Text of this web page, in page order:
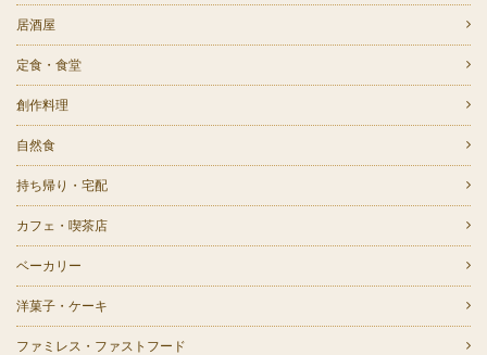
居酒屋
定食・食堂
創作料理
自然食
持ち帰り・宅配
カフェ・喫茶店
ベーカリー
洋菓子・ケーキ
ファミレス・ファストフード